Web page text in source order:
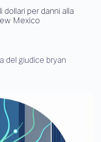
per danni alla
Mexico
del giudice bryan